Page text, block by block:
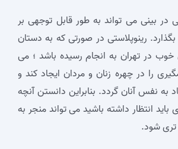
در بینی می تواند به طور قابل توجهی بر
بگذارد. رینوپلاستی در صورتی که به دستان
در تهران به انجام رسیده باشد ؛ می
را در چهره زنان و مردان ایجاد کند و
به نفس آنان گردد. بنابراین دانستن آنچه
انتظار داشته باشید می تواند منجر به
شود.